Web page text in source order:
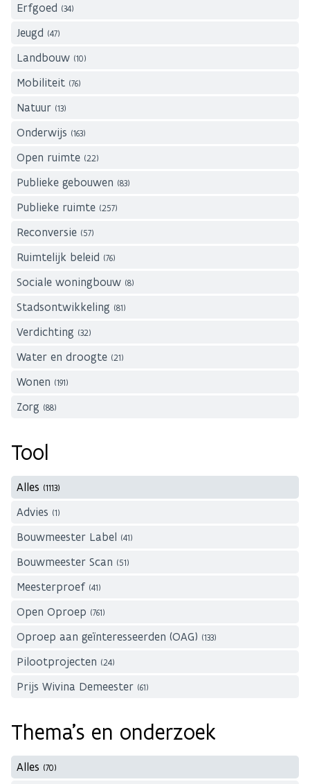
Erfgoed (34)
Jeugd (47)
Landbouw (10)
Mobiliteit (76)
Natuur (13)
Onderwijs (163)
Open ruimte (22)
Publieke gebouwen (83)
Publieke ruimte (257)
Reconversie (57)
Ruimtelijk beleid (76)
Sociale woningbouw (8)
Stadsontwikkeling (81)
Verdichting (32)
Water en droogte (21)
Wonen (191)
Zorg (88)
Tool
Alles (1113)
Advies (1)
Bouwmeester Label (41)
Bouwmeester Scan (51)
Meesterproef (41)
Open Oproep (761)
Oproep aan geïnteresseerden (OAG) (133)
Pilootprojecten (24)
Prijs Wivina Demeester (61)
Thema's en onderzoek
Alles (70)